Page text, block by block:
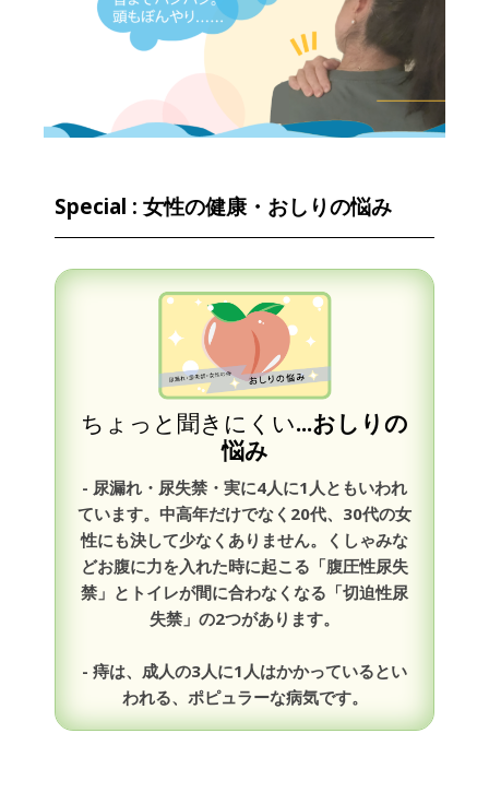
Special : 女性の健康・おしりの悩み
ちょっと聞きにくい...おしりの
悩み
- 尿漏れ・尿失禁・実に4人に1人ともいわれ
ています。中高年だけでなく20代、30代の女
性にも決して少なくありません。くしゃみな
どお腹に力を入れた時に起こる「腹圧性尿失
禁」とトイレが間に合わなくなる「切迫性尿
失禁」の2つがあります。
- 痔は、成人の3人に1人はかかっているとい
われる、ポピュラーな病気です。